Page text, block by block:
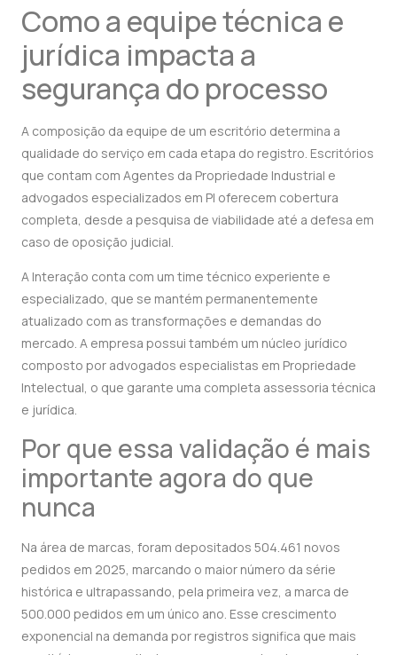
Como a equipe técnica e
jurídica impacta a
segurança do processo
A composição da equipe de um escritório determina a
qualidade do serviço em cada etapa do registro. Escritórios
que contam com Agentes da Propriedade Industrial e
advogados especializados em PI oferecem cobertura
completa, desde a pesquisa de viabilidade até a defesa em
caso de oposição judicial.
A Interação conta com um time técnico experiente e
especializado, que se mantém permanentemente
atualizado com as transformações e demandas do
mercado. A empresa possui também um núcleo jurídico
composto por advogados especialistas em Propriedade
Intelectual, o que garante uma completa assessoria técnica
e jurídica.
Por que essa validação é mais
importante agora do que
nunca
Na área de marcas, foram depositados 504.461 novos
pedidos em 2025, marcando o maior número da série
histórica e ultrapassando, pela primeira vez, a marca de
500.000 pedidos em um único ano. Esse crescimento
exponencial na demanda por registros significa que mais